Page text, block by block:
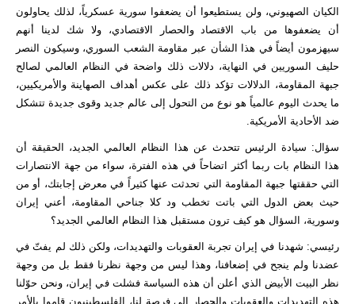
الكيان الصهيوني، ولن يستطيعوا أن يضعفوا سورية عسكرياً، لذلك يحاولون
أن يضعفوها من باب الاقتصاد والحصار الاقتصادي، ولا شك لدينا أنهم
سيهزمون أيضاً في هذا الشأن عبر مقاومة الشعب السوري، وسيكون النصر
حليف السوريين في النهاية، دلالات ذلك واضحة في النظام العالمي لصالح
جبهة المقاومة، الدلالات تؤكد ذلك على عكس أهداف الصهاينة والأمريكيين،
ما يحدث اليوم عالمياً هو نوع من التحول إلى عالم جديد وقوى جديدة تتشكل
ضد الأحادية الأمريكية.
سؤال: سيادة الرئيس تتحدث عن هذا النظام العالمي الجديد، الحقيقة أن
هذا النظام بات ربما أكثر اتضاحاً في هذه الفترة، سواء من جهة الانتصارات
التي حققتها جبهة المقاومة التي تحدثت عنها كثيراً في معرض إجابتك، أو من
حيث بعض الدول التي باتت تخطب ود كلا جناحي المقاومة، أعني إيران
وسورية، السؤال هو كيف ترون مستقبل هذا النظام العالمي الجديد؟
رئيسي: شهدنا في إيران تجربة العقوبات والتهديدات، ولكن ذلك لم يفتّ في
عضدنا ولم ينجح في إضعافنا، وهذا ليس من وجهة نظرنا فقط بل من وجهة
نظر البيت الأبيض الذي أعلن أن هذه السياسة فشلت في إيران، ونحن حوّلنا
هذه التهديدات والعقوبات والحصار إلى فرصة لنا، الفلسطينيون قاموا بالأمر